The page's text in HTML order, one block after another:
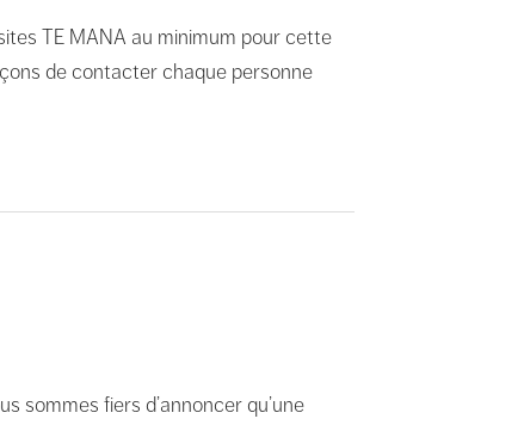
TE MANA au minimum pour cette
de contacter chaque personne
sommes fiers d’annoncer qu’une